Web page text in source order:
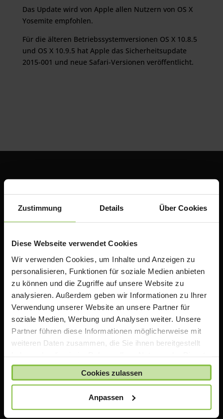
Zustimmung Details Über Cookies
Diese Webseite verwendet Cookies
Wir verwenden Cookies, um Inhalte und Anzeigen zu
personalisieren, Funktionen für soziale Medien anbieten
zu können und die Zugriffe auf unsere Website zu
analysieren. Außerdem geben wir Informationen zu Ihrer
Verwendung unserer Website an unsere Partner für
soziale Medien, Werbung und Analysen weiter. Unsere
Partner führen diese Informationen möglicherweise mit
weiteren Daten zusammen, die Sie ihnen bereitgestellt
gesammelt haben.
Cookies zulassen
Anpassen
Das Update wird von Apple allen Nutzern von OS X
Yosemite empfohlen.
Für die älteren Betriebssystemversionen OS X 10.8.5
und OS X 10.9.5 hat Apple das Sicherheitsupdate
2015-001 und neue Safari-Versionen veröffentlicht.
ACS Group GmbH
Otto-Hahn-Str. 38a
85521 Ottobrunn / Riemerling
Deutschland
e:teacherstore@acsgroup.de
t: +49 (0)89 1893130-10
f: +49 (0)89 1893130-30
Über uns
Online Portal für Lehrer & Schulen mit exklusiven
Rabatten auf Apple Produkte. Wir bieten zusätzlich